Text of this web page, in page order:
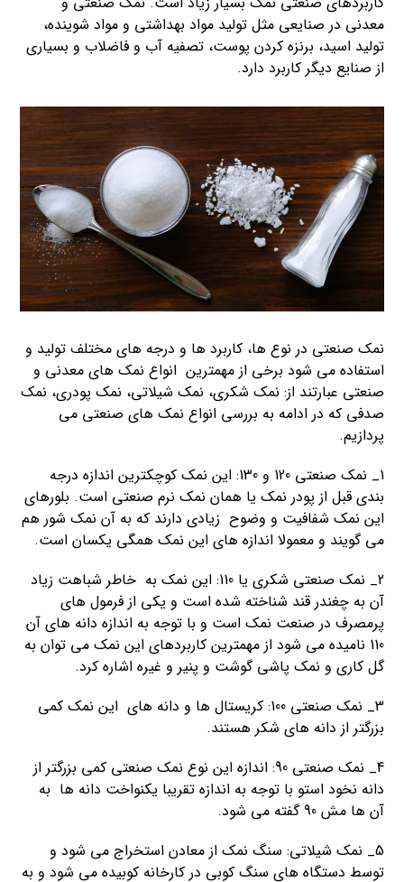
معدنی در صنایعی مثل تولید مواد بهداشتی و مواد شوینده،
تولید اسید، برنزه کردن پوست، تصفیه آب و فاضلاب و بسیاری
از صنایع دیگر کاربرد دارد.
نمک صنعتی در نوع ها، کاربرد ها و درجه های مختلف تولید و
استفاده می شود برخی از مهمترین انواع نمک های معدنی و
صنعتی عبارتند از: نمک شکری، نمک شیلاتی، نمک پودری، نمک
صدفی که در ادامه به بررسی انواع نمک های صنعتی می
پردازیم.
1_ نمک صنعتی 120 و 130: این نمک کوچکترین اندازه درجه
بندی قبل از پودر نمک یا همان نمک نرم صنعتی است. بلورهای
این نمک شفافیت و وضوح زیادی دارند که به آن نمک شور هم
می گویند و معمولا اندازه های این نمک همگی یکسان است.
2_ نمک صنعتی شکری یا 110: این نمک به خاطر شباهت زیاد
آن به چغندر قند شناخته شده است و یکی از فرمول های
پرمصرف در صنعت نمک است و با توجه به اندازه دانه های آن
110 نامیده می شود از مهمترین کاربردهای این نمک می توان به
گل کاری و نمک پاشی گوشت و پنیر و غیره اشاره کرد.
3_ نمک صنعتی 100: کریستال ها و دانه های این نمک کمی
بزرگتر از دانه های شکر هستند.
4_ نمک صنعتی 90: اندازه این نوع نمک صنعتی کمی بزرگتر از
دانه نخود استو با توجه به اندازه تقریبا یکنواخت دانه ها به
آن ها مش 90 گفته می شود.
5_ نمک شیلاتی: سنگ نمک از معادن استخراج می شود و
توسط دستگاه های سنگ کوبی در کارخانه کوبیده می شود و به